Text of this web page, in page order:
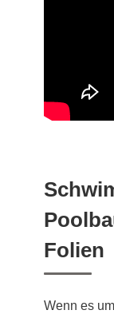
Folien
Wenn es